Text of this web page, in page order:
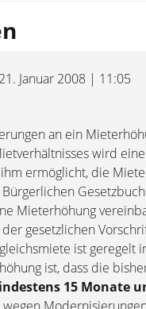
21. Januar 2008 | 11:05
an ein
wird
ermöglicht, die
Mieterhöhung
gesetzlichen
ist geregelt
ist, dass die
15 Monate